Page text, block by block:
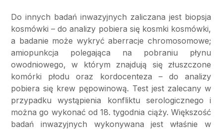
Do innych badań inwazyjnych zaliczana jest biopsja
kosmówki – do analizy pobiera się kosmki kosmówki,
a badanie może wykryć aberracje chromosomowe;
amiopunkcja polegająca na pobraniu płynu
owodniowego, w którym znajdują się złuszczone
komórki płodu oraz kordocenteza – do analizy
pobiera się krew pępowinową. Test jest zalecany w
przypadku wystąpienia konfliktu serologicznego i
można go wykonać od 18. tygodnia ciąży. Większość
badań inwazyjnych wykonywana jest właśnie w